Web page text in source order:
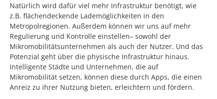
Natürlich wird dafür viel mehr Infrastruktur benötigt, wie
z.B. flächendeckende Lademöglichkeiten in den
Metropolregionen. Außerdem können wir uns auf mehr
Regulierung und Kontrolle einstellen– sowohl der
Mikromobilitätsunternehmen als auch der Nutzer. Und das
Potenzial geht über die physische Infrastruktur hinaus.
Intelligente Städte und Unternehmen, die auf
Mikromobilität setzen, können diese durch Apps, die einen
Anreiz zu ihrer Nutzung bieten, erleichtern und fördern.